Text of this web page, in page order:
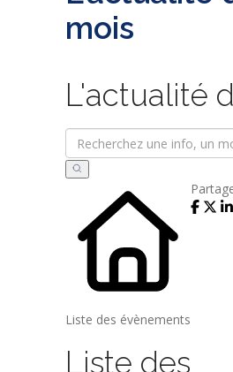
mois
L'actualité
Liste des évènements
Liste des